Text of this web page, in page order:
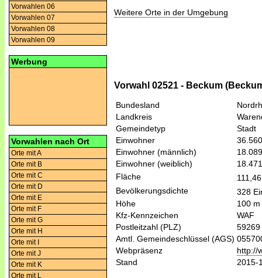
Vorwahlen 06
Vorwahlen 07
Vorwahlen 08
Vorwahlen 09
Werbung
Vorwahlen nach Ort
Orte mit A
Orte mit B
Orte mit C
Orte mit D
Orte mit E
Orte mit F
Orte mit G
Orte mit H
Orte mit I
Orte mit J
Orte mit K
Orte mit L
Weitere Orte in der Umgebung
Vorwahl 02521 - Beckum
Bundesland
Landkreis
Gemeindetyp
Stadt
Einwohner
36.560
Einwohner (männlich)
18.089
Einwohner (weiblich)
18.471
Fläche
Bevölkerungsdichte
328
Höhe
100
Kfz-Kennzeichen
WAF
Postleitzahl (PLZ)
59269
Amtl. Gemeindeschlüssel (AGS)
Webpräsenz
http://
Stand
2015-